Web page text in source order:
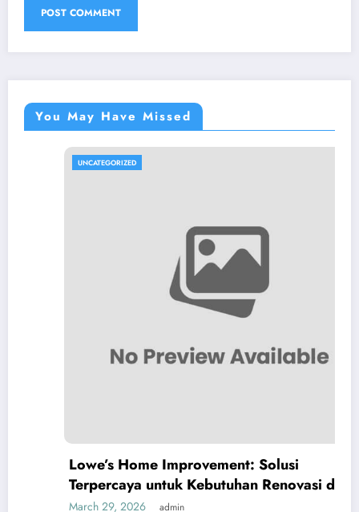
You May Have Missed
UNCATEGORIZED
Lowe’s Home Improvement: Solusi
Terpercaya untuk Kebutuhan Renovasi dan
Perbaikan Rumah Anda
March 29, 2026 admin